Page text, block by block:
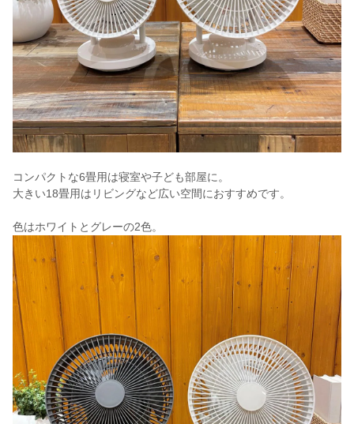
コンパクトな6畳用は寝室や子ども部屋に。
大きい18畳用はリビングなど広い空間におすすめです。
色はホワイトとグレーの2色。